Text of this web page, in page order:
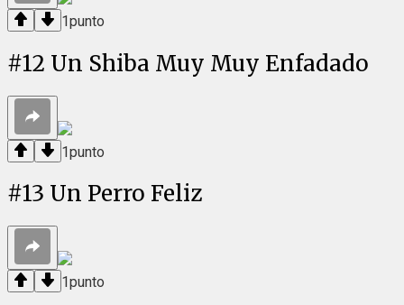
1punto
#12 Un Shiba Muy Muy Enfadado
1punto
#13 Un Perro Feliz
1punto